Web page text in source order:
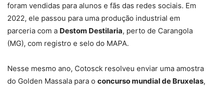
foram vendidas para alunos e fãs das redes sociais. Em
2022, ele passou para uma produção industrial em
parceria com a Destom Destilaria, perto de Carangola
(MG), com registro e selo do MAPA.
Nesse mesmo ano, Cotosck resolveu enviar uma amostra
do Golden Massala para o concurso mundial de Bruxelas,